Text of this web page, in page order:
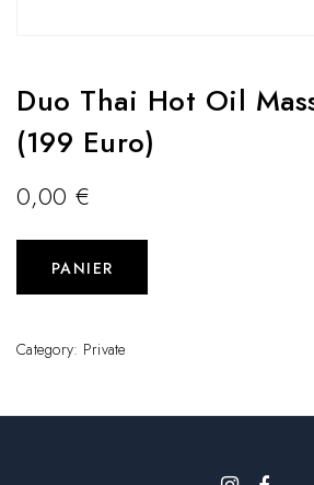
Duo Thai Hot Oil
(199 Euro)
0,00€
PANIER
Category: Private